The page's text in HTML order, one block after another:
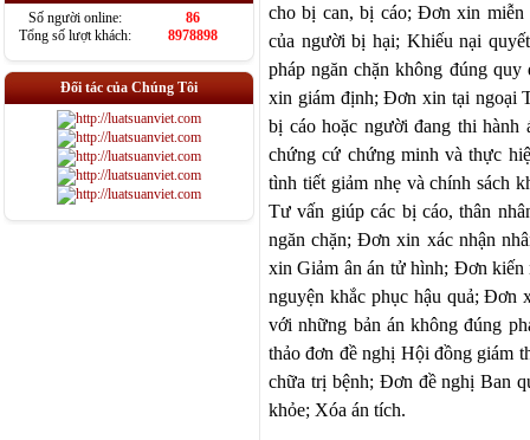
Số người online:
86
Tổng số lượt khách:
8978898
Đối tác của Chúng Tôi
cho bị can, bị cáo; Đơn xin
của người bị hại; Khiếu nại
pháp ngăn chặn không đúng
xin giám định; Đơn xin tại ngoại
bị cáo hoặc người đang thi hành
chứng cứ chứng minh và thực
tình tiết giảm nhẹ và chính sách
Tư vấn giúpcác bịcáo, thân
ngăn chặn; Đơn xin xác nhận
xin Giảm ân án tử hình; Đơn
nguyện khắc phục hậu quả; Đơn
với những bản án không đúng
thảo đơn đề nghị Hội đồng giám
chữa trị bệnh; Đơn đề nghị Ban
khỏe; Xóa án tích.